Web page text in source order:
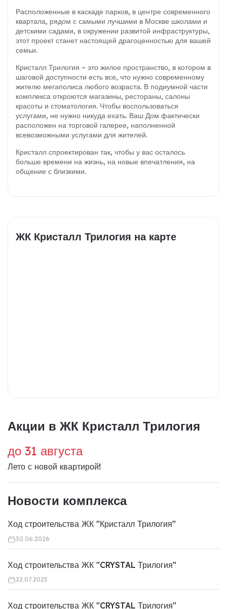
Расположенные в каскаде парков, в центре современного
квартала, рядом с самыми лучшими в Москве школами и
детскими садами, в окружении развитой инфраструктуры,
этот проект станет настоящей драгоценностью для вашей
семьи.
Кристалл Трилогия – это жилое пространство, в котором в
шаговой доступности есть все, что нужно современному
жителю мегаполиса любого возраста. В подиумной части
комплекса откроются магазины, рестораны, салоны
красоты и стоматология. Чтобы воспользоваться
услугами, не нужно никуда ехать. Ваш Дом фактически
расположен на торговой галерее, наполненной
всевозможными услугами для жителей.
Кристалл спроектирован так, чтобы у вас осталось
больше времени на жизнь, на новые впечатления, на
общение с близкими.
ЖК Кристалл Трилогия на карте
Акции в ЖК Кристалл Трилогия
до 31 августа
Лето с новой квартирой!
Новости комплекса
Ход строительства ЖК "Кристалл Трилогия"
30.06.2026
Ход строительства ЖК "CRYSTAL Трилогия"
22.07.2025
Ход строительства ЖК "CRYSTAL Трилогия"